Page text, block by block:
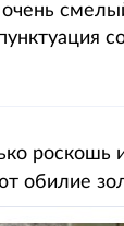
обилие